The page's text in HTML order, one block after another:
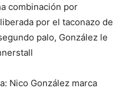
combinación por
por el taconazo de
palo, González le
Nico González marca